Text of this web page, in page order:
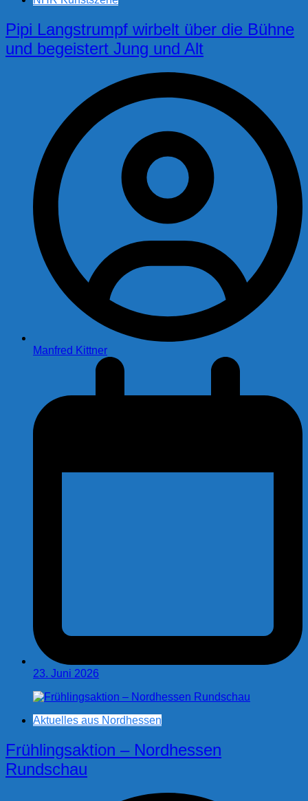
Pipi Langstrumpf wirbelt über die Bühne
und begeistert Jung und Alt
Manfred Kittner
23. Juni 2026
Aktuelles aus Nordhessen
Frühlingsaktion – Nordhessen
Rundschau